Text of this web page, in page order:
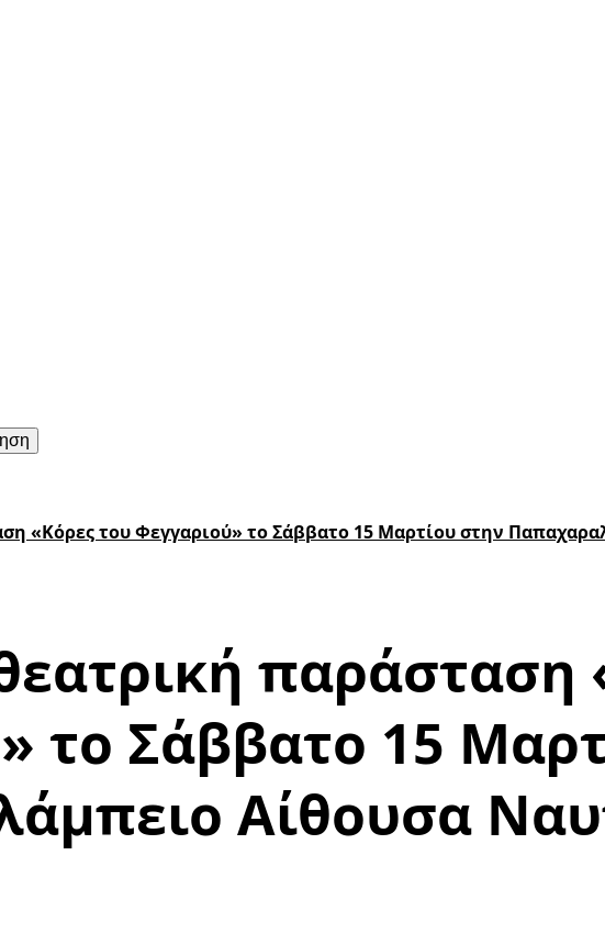
«Κόρες του Φεγγαριού» το Σάββατο 15 Μαρτίου στην
παράσταση
το Σάββατο 15
Αίθουσα